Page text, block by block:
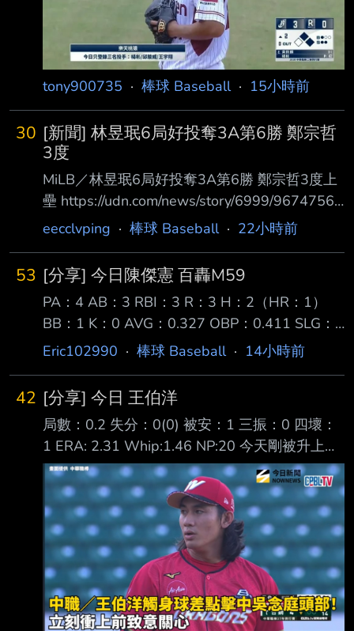
有在領先局面下使用何品室融登板的狀況，看來
猿二投手資源目前已經是捉襟 見肘了？ -- 如果
是因為這樣，那二軍要增加場次似乎最大難點就
tony900735 · 棒球 Baseball· 15小時前
30 [新聞] 林昱珉6局好投奪3A第6勝 鄭宗哲
3度
MiLB／林昱珉6局好投奪3A第6勝 鄭宗哲3度上
壘 https://udn.com/news/story/6999/9674756?
from=udn-catebreaknews_ch2 美國職棒小聯盟
力，今天以6局失2分的優質 先發拿下本季第6
勝；紅襪隊3A的台灣野手鄭宗哲則是靠著1安、
2保送，單場3度上壘。 效力亞利桑那響尾蛇隊
的林昱珉今天在3A先發對上聖地牙哥教士隊，
首局就遇到連續2人 上壘危機，但靠雙殺、滾地
球出局化解，第3局、第5局都因單局被連敲2安
eecclvping · 棒球 Baseball· 22小時前
53 [分享] 今日陳傑憲 百轟M59
PA：4 AB：3 RBI：3 R：3 H：2（HR：1）
BB：1 K：0 AVG：0.327 OBP：0.411 SLG：
0.429 OPS+：157 陳傑憲今天當起爆劑，擊出
程碑拉近到M59 ，賽後OPS+上升至157。 陳傑
憲目前還差14打席才能補足規定打席，按照目前
成績有機會空降打擊王，同時OPS+也僅 次於張
育成和魔鷹。 ---- Sent from BePTT on my
Samsung SM-S9360 --
Eric102990 · 棒球 Baseball· 14小時前
42 [分享] 今日 王伯洋
局數：0.2 失分：0(0) 被安：1 三振：0 四壞：
1 ERA: 2.31 Whip:1.46 NP:20 今天剛被升上一
軍的王伯洋 9局上半接替李致霖的投球 雖被敲出
一安打及一保送 掉了隊友的分數 不過後面連續
解決兩名打者 讓對方形成滿壘殘壘 --